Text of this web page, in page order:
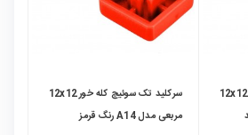
سرکلید تک سوئیچ کله خور 12x12
سرکلید تک سوئیچ کله خور 12x12
مربعی مدل A14 رنگ قرمز